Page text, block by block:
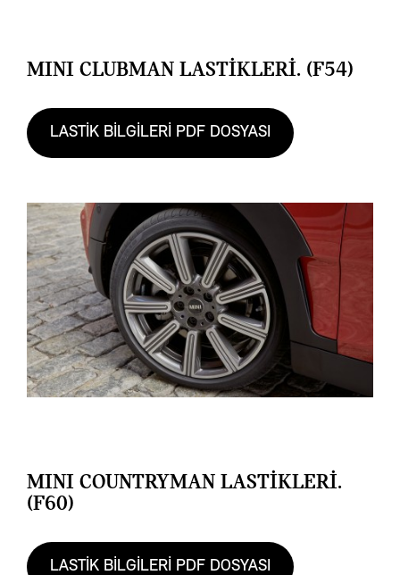
MINI CLUBMAN LASTİKLERİ. (F54)
LASTİK BİLGİLERİ PDF DOSYASI
MINI COUNTRYMAN LASTİKLERİ.
(F60)
LASTİK BİLGİLERİ PDF DOSYASI